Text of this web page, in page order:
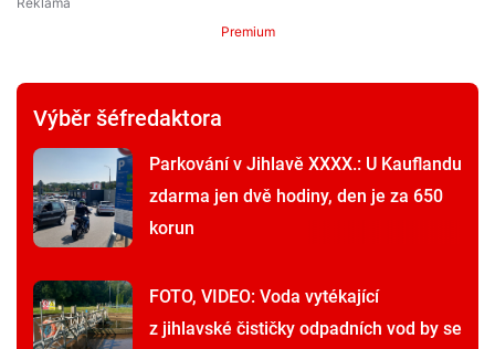
Premium
Výběr šéfredaktora
Parkování v Jihlavě XXXX.: U Kauflandu
zdarma jen dvě hodiny, den je za 650
korun
FOTO, VIDEO: Voda vytékající
z jihlavské čističky odpadních vod by se